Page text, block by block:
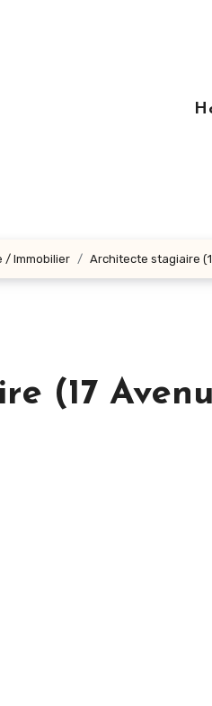
/ Immobilier Architecte stagiaire
(17